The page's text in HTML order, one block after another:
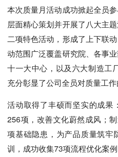
本次质量月活动成功掀起全员
层面精心策划并开展了八大主
二项特色活动，形成了上下联
动范围广泛覆盖研究院、各事
十一大中心，以及六大制造工
充分彰显了公司全员对质量工作
活动取得了丰硕而坚实的成果
256项，改善文化蔚然成风；
项基础隐患，为产品质量筑牢
训，成功收集73项流程优化案